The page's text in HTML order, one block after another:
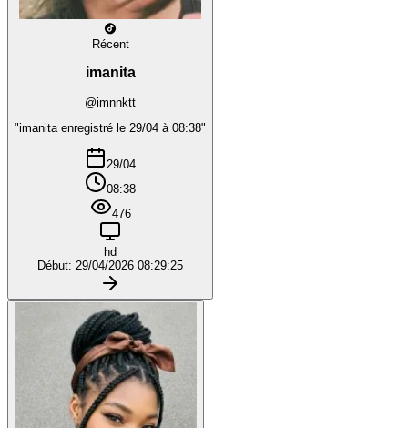
Récent
imanita
@imnnktt
"imanita enregistré le 29/04 à 08:38"
29/04
08:38
476
hd
Début: 29/04/2026 08:29:25